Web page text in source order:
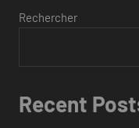
Rechercher
Recent